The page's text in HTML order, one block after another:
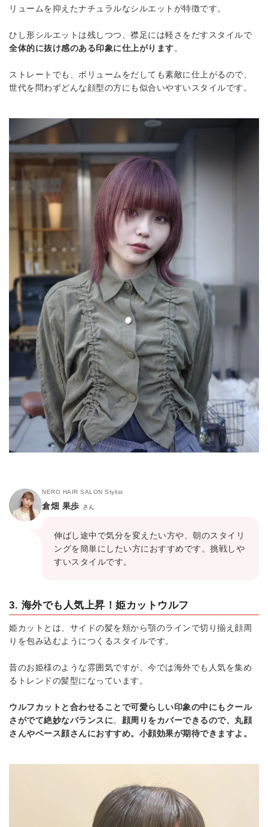
リュームを抑えたナチュラルなシルエットが特徴です。
ひし形シルエットは残しつつ、襟足には軽さをだすスタイルで
全体的に抜け感のある印象に仕上がります。
ストレートでも、ボリュームをだしても素敵に仕上がるので、
世代を問わずどんな顔型の方にも似合いやすいスタイルです。
NERO HAIR SALON Stylist
倉畑 果歩 さん
伸ばし途中で気分を変えたい方や、朝のスタイリ
ングを簡単にしたい方におすすめです。挑戦しや
すいスタイルです。
3. 海外でも人気上昇！姫カットウルフ
姫カットとは、サイドの髪を頬から顎のラインで切り揃え顔周
りを包み込むようにつくるスタイルです。
昔のお姫様のような雰囲気ですが、今では海外でも人気を集め
るトレンドの髪型になっています。
ウルフカットと合わせることで可愛らしい印象の中にもクール
さがでて絶妙なバランスに。 顔周りをカバーできるので、丸顔
さんやベース顔さんにおすすめ。小顔効果が期待できますよ。